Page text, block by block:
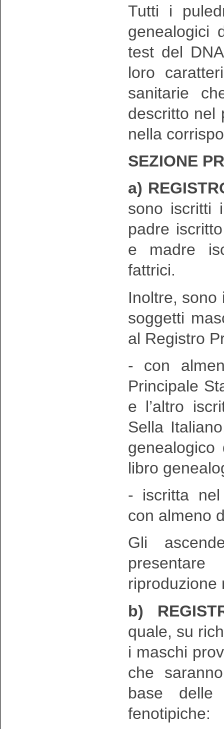
Tutti i
genealogici
test del
loro
sanitarie
descritto nel
nella
SEZIONE
a)
sono iscritti
padre
e madre
fattrici.
Inoltre, sono
soggetti
al Registro
- con
Principale
e l’altro
Sella
libro
- iscritta nel
con almeno
Gli
riproduzione
b)
quale, su
i maschi
che
base delle
fenotipiche: